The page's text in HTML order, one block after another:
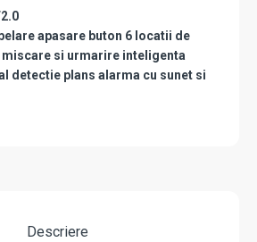
apasare buton 6 locatii de
si urmarire inteligenta
detectie plans alarma cu sunet si
Descriere